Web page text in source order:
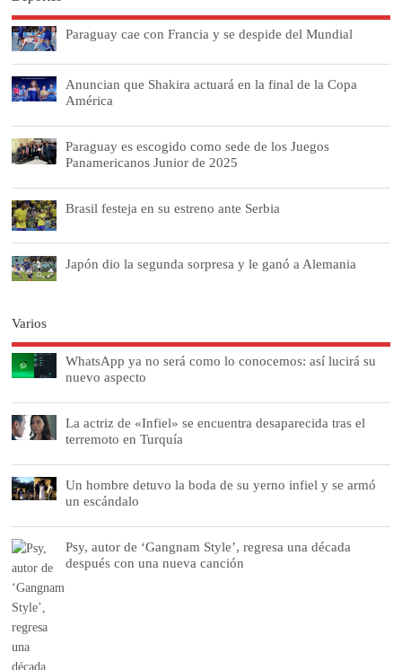
Paraguay cae con Francia y se despide del Mundial
Anuncian que Shakira actuará en la final de la Copa
América
Paraguay es escogido como sede de los Juegos
Panamericanos Junior de 2025
Brasil festeja en su estreno ante Serbia
Japón dio la segunda sorpresa y le ganó a Alemania
Varios
WhatsApp ya no será como lo conocemos: así lucirá su
nuevo aspecto
La actriz de «Infiel» se encuentra desaparecida tras el
terremoto en Turquía
Un hombre detuvo la boda de su yerno infiel y se armó
un escándalo
Psy, autor de ‘Gangnam Style’, regresa una década
después con una nueva canción